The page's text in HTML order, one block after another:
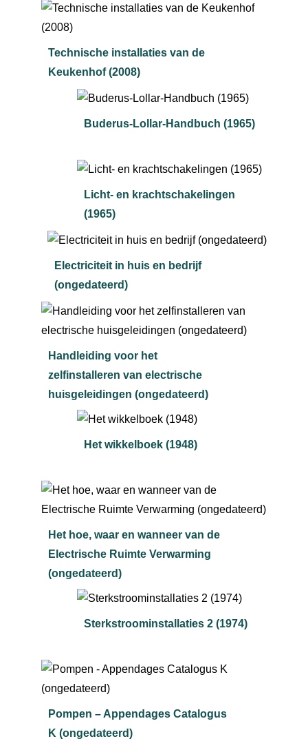
Technische installaties van de
Keukenhof (2008)
Buderus-Lollar-Handbuch (1965)
Licht- en krachtschakelingen
(1965)
Electriciteit in huis en bedrijf
(ongedateerd)
Handleiding voor het
zelfinstalleren van electrische
huisgeleidingen (ongedateerd)
Het wikkelboek (1948)
Het hoe, waar en wanneer van de
Electrische Ruimte Verwarming
(ongedateerd)
Sterkstroominstallaties 2 (1974)
Pompen – Appendages Catalogus
K (ongedateerd)